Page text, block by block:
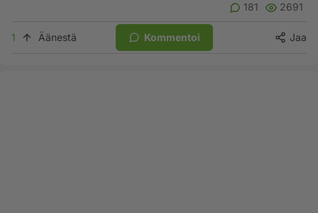
181 2691
1 Äänestä Kommentoi Jaa